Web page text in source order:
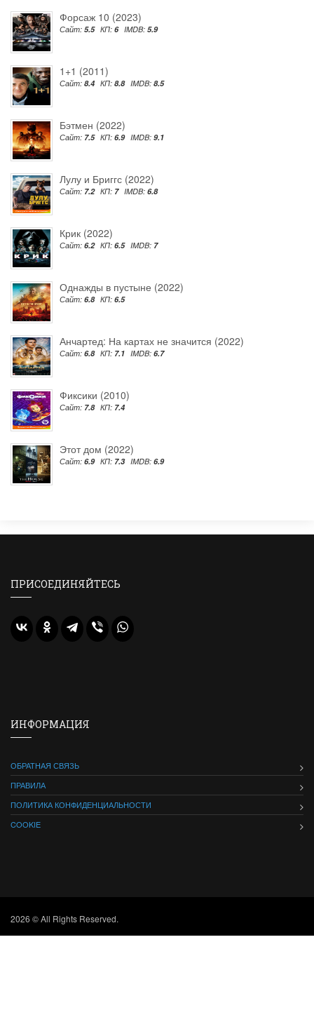
Форсаж 10 (2023)
Сайт: 5.5 КП: 6 IMDB: 5.9
1+1 (2011)
Сайт: 8.4 КП: 8.8 IMDB: 8.5
Бэтмен (2022)
Сайт: 7.5 КП: 6.9 IMDB: 9.1
Лулу и Бриггс (2022)
Сайт: 7.2 КП: 7 IMDB: 6.8
Крик (2022)
Сайт: 6.2 КП: 6.5 IMDB: 7
Однажды в пустыне (2022)
Сайт: 6.8 КП: 6.5
Анчартед: На картах не значится (2022)
Сайт: 6.8 КП: 7.1 IMDB: 6.7
Фиксики (2010)
Сайт: 7.8 КП: 7.4
Этот дом (2022)
Сайт: 6.9 КП: 7.3 IMDB: 6.9
ПРИСОЕДИНЯЙТЕСЬ
ИНФОРМАЦИЯ
ОБРАТНАЯ СВЯЗЬ
ПРАВИЛА
ПОЛИТИКА КОНФИДЕНЦИАЛЬНОСТИ
COOKIE
2026 © All Rights Reserved.